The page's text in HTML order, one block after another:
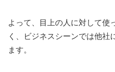
よって、目上の人に対して使
く、ビジネスシーンでは他社
ます。